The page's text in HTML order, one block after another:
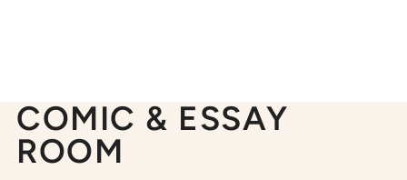
COMIC & ESSAY
ROOM